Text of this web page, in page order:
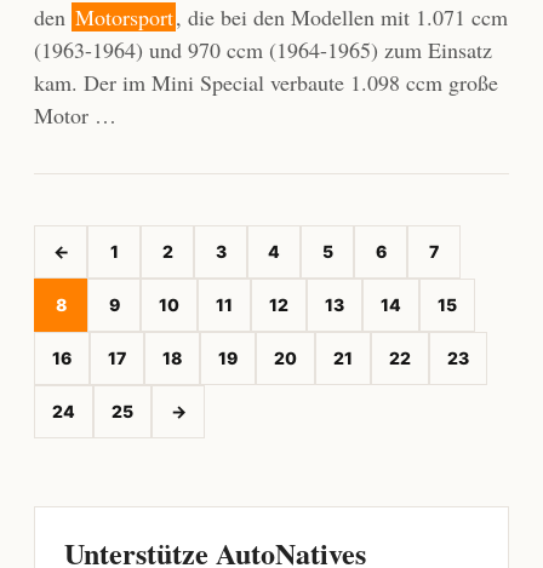
den Motorsport, die bei den Modellen mit 1.071 ccm
(1963-1964) und 970 ccm (1964-1965) zum Einsatz
kam. Der im Mini Special verbaute 1.098 ccm große
Motor …
← 1 2 3 4 5 6 7
8 9 10 11 12 13 14 15
16 17 18 19 20 21 22 23
24 25 →
Unterstütze AutoNatives